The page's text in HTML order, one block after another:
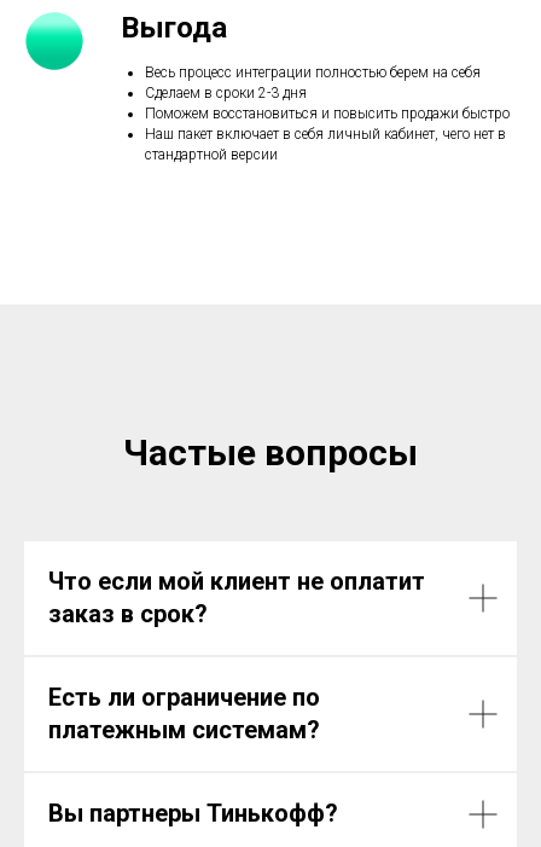
Выгода
Весь процесс интеграции полностью берем на себя
Сделаем в сроки 2-3 дня
Поможем восстановиться и повысить продажи быстро
Наш пакет включает в себя личный кабинет, чего нет в
стандартной версии
Частые вопросы
Что если мой клиент не оплатит
заказ в срок?
Есть ли ограничение по
платежным системам?
Вы партнеры Тинькофф?